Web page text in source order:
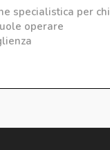
specialistica per chi
operare